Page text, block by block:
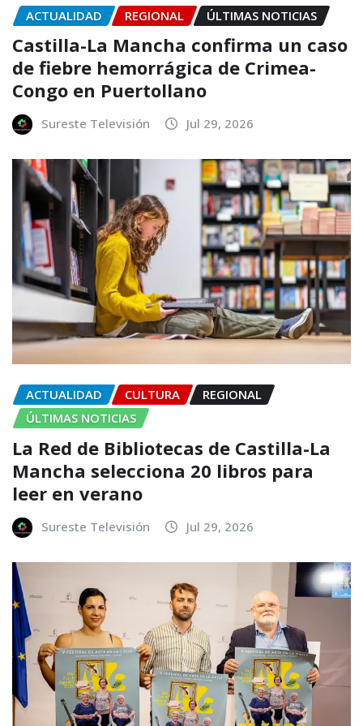
ACTUALIDAD REGIONAL ÚLTIMAS NOTICIAS
Castilla-La Mancha confirma un caso
de fiebre hemorrágica de Crimea-
Congo en Puertollano
Sureste Televisión Jul 29, 2026
ACTUALIDAD CULTURA
REGIONAL
ÚLTIMAS NOTICIAS
La Red de Bibliotecas de Castilla-La
Mancha selecciona 20 libros para
leer en verano
Sureste Televisión Jul 29, 2026